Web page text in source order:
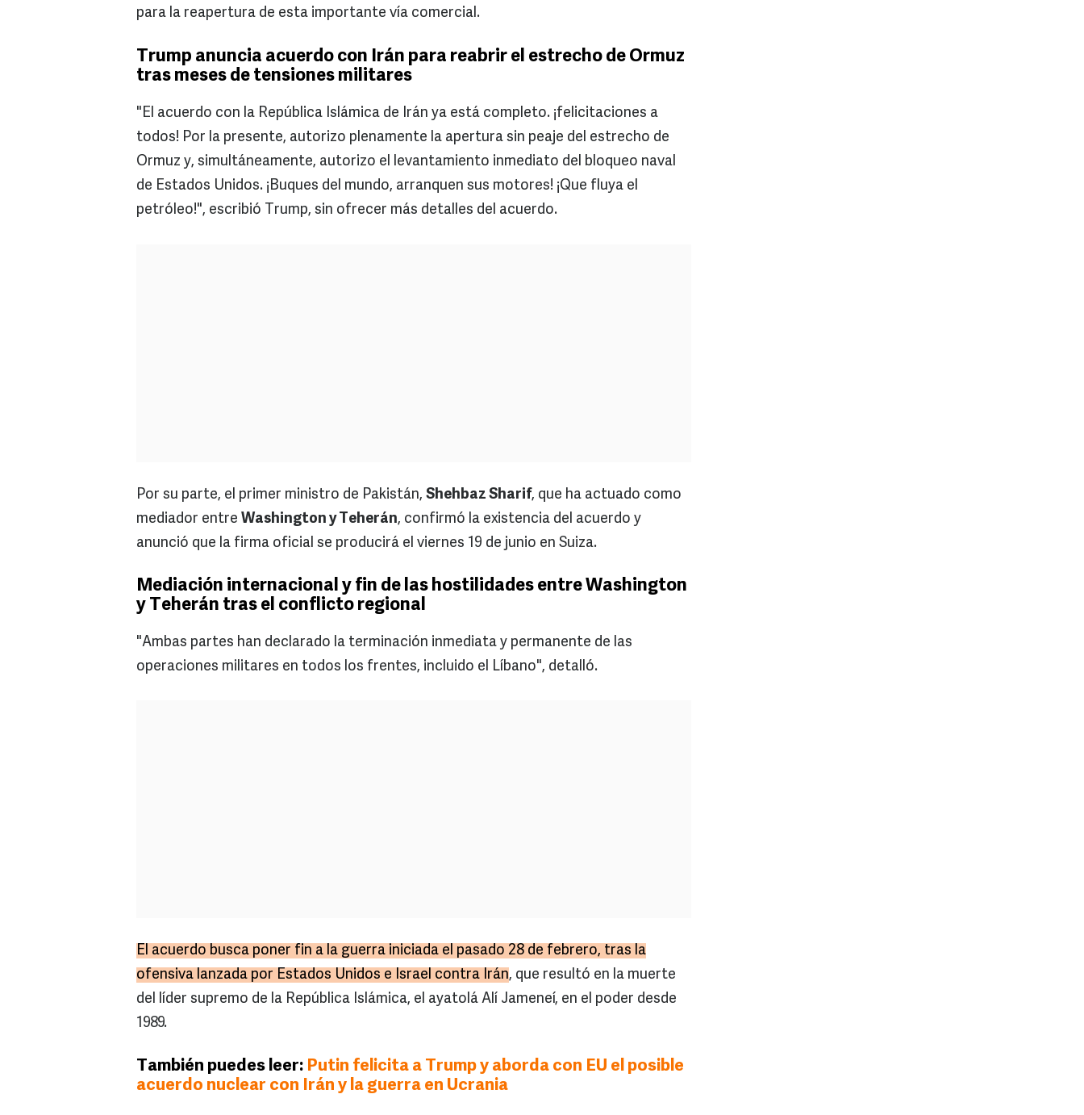
para la reapertura de esta importante vía comercial.
Trump anuncia acuerdo con Irán para reabrir el estrecho de Ormuz
tras meses de tensiones militares
"El acuerdo con la República Islámica de Irán ya está completo. ¡felicitaciones a
todos! Por la presente, autorizo plenamente la apertura sin peaje del estrecho de
Ormuz y, simultáneamente, autorizo el levantamiento inmediato del bloqueo naval
de Estados Unidos. ¡Buques del mundo, arranquen sus motores! ¡Que fluya el
petróleo!", escribió Trump, sin ofrecer más detalles del acuerdo.
Por su parte, el primer ministro de Pakistán, Shehbaz Sharif, que ha actuado como
mediador entre Washington y Teherán, confirmó la existencia del acuerdo y
anunció que la firma oficial se producirá el viernes 19 de junio en Suiza.
Mediación internacional y fin de las hostilidades entre Washington
y Teherán tras el conflicto regional
"Ambas partes han declarado la terminación inmediata y permanente de las
operaciones militares en todos los frentes, incluido el Líbano", detalló.
El acuerdo busca poner fin a la guerra iniciada el pasado 28 de febrero, tras la
ofensiva lanzada por Estados Unidos e Israel contra Irán, que resultó en la muerte
del líder supremo de la República Islámica, el ayatolá Alí Jameneí, en el poder desde
1989.
También puedes leer: Putin felicita a Trump y aborda con EU el posible
acuerdo nuclear con Irán y la guerra en Ucrania